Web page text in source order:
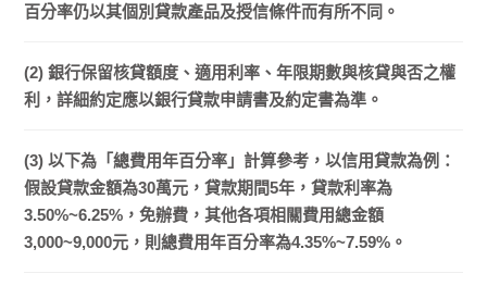
百分率仍以其個別貸款產品及授信條件而有所不同。
(2) 銀行保留核貸額度、適用利率、年限期數與核貸與否之權
利，詳細約定應以銀行貸款申請書及約定書為準。
(3) 以下為「總費用年百分率」計算參考，以信用貸款為例：
假設貸款金額為30萬元，貸款期間5年，貸款利率為
3.50%~6.25%，免辦費，其他各項相關費用總金額
3,000~9,000元，則總費用年百分率為4.35%~7.59%。